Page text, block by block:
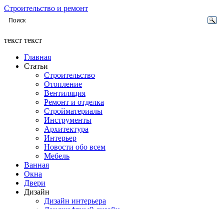
Строительство и ремонт
текст текст
Главная
Статьи
Строительство
Отопление
Вентиляция
Ремонт и отделка
Стройматериалы
Инструменты
Архитектура
Интерьер
Новости обо всем
Мебель
Ванная
Окна
Двери
Дизайн
Дизайн интерьера